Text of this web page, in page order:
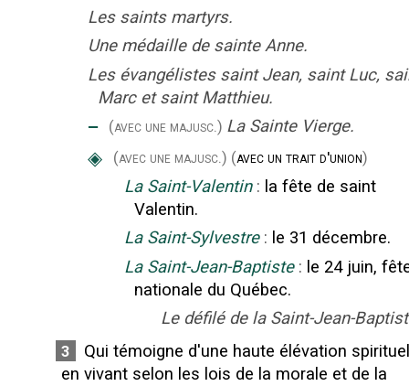
Les saints martyrs.
Une médaille de sainte Anne.
Les évangélistes saint Jean, saint Luc,
Marc et saint Matthieu.
‒ (avec une majusc.) La Sainte Vierge.
◈ (avec une majusc.) (avec un trait d'union)
La Saint-Valentin : la fête de saint
Valentin.
La Saint-Sylvestre : le 31 décembre.
La Saint-Jean-Baptiste : le 24 juin,
nationale du Québec.
Le défilé de la Saint-Jean-
3
Qui témoigne d'une haute élévation
en vivant selon les lois de la morale et de la